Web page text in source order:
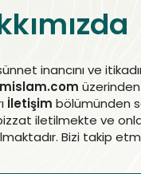
inancını ve
İletişim bölümünden
iletilmekte ve
Bizi takip